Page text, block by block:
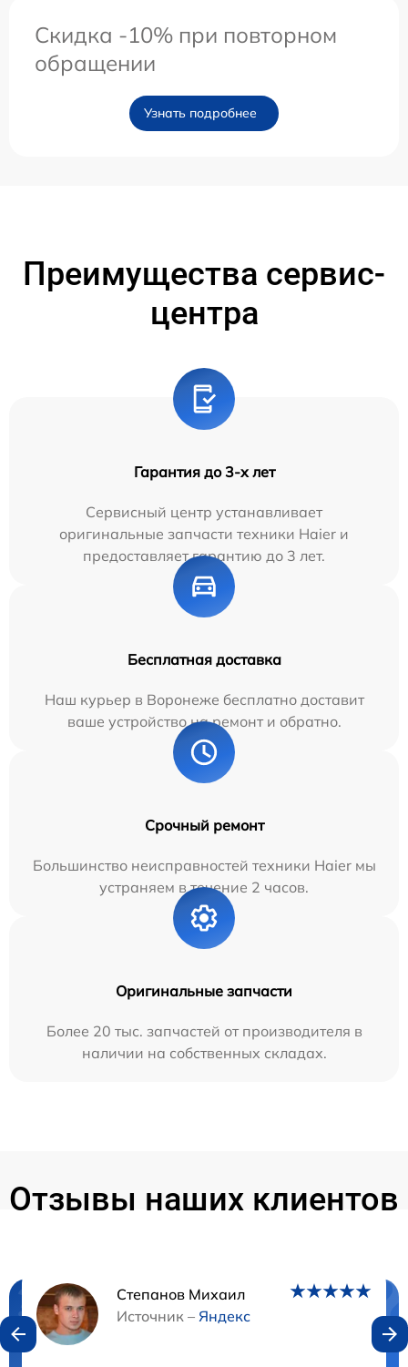
Скидка -10% при повторном
обращении
Узнать подробнее
Преимущества сервис-
центра
Гарантия до 3-х лет
Сервисный центр устанавливает
оригинальные запчасти техники Haier и
предоставляет гарантию до 3 лет.
Бесплатная доставка
Наш курьер в Воронеже бесплатно доставит
ваше устройство на ремонт и обратно.
Срочный ремонт
Большинство неисправностей техники Haier мы
устраняем в течение 2 часов.
Оригинальные запчасти
Более 20 тыс. запчастей от производителя в
наличии на собственных складах.
Отзывы наших клиентов
Степанов Михаил
Источник – Яндекс
Нужна консультация?